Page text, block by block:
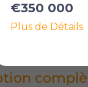
électrique
€350 000
Plus de Détails